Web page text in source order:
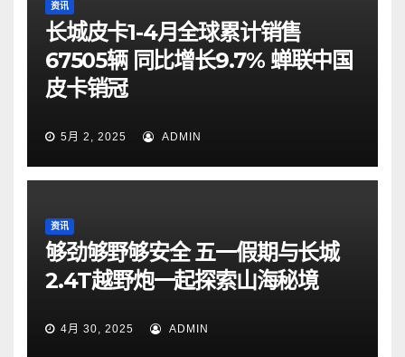
资讯
长城皮卡1-4月全球累计销售
67505辆 同比增长9.7% 蝉联中国
皮卡销冠
5月 2, 2025 ADMIN
资讯
够劲够野够安全 五一假期与长城
2.4T越野炮一起探索山海秘境
4月 30, 2025 ADMIN